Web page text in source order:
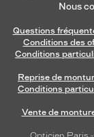
Nous
Questions
Conditions des
Conditions
Reprise de
Conditions
Vente de